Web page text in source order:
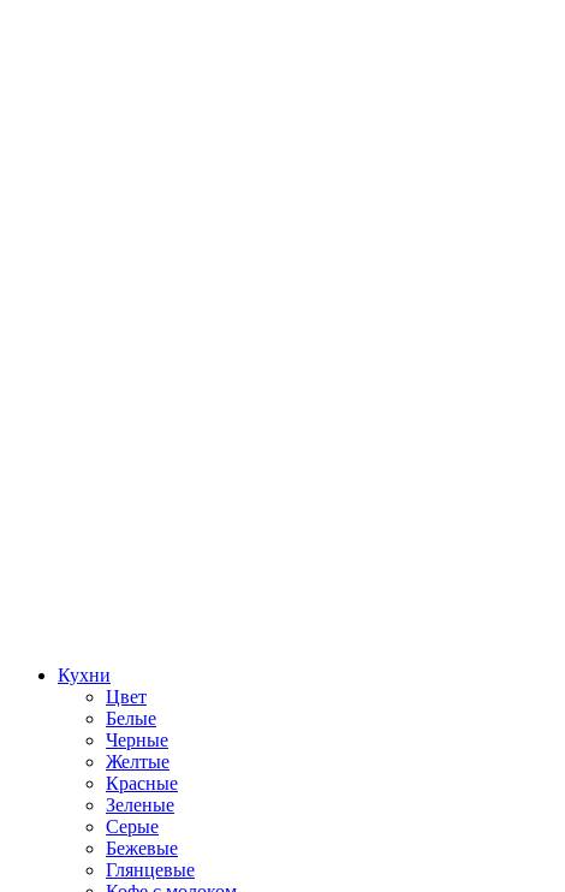
Кухни
Цвет
Белые
Черные
Желтые
Красные
Зеленые
Серые
Бежевые
Глянцевые